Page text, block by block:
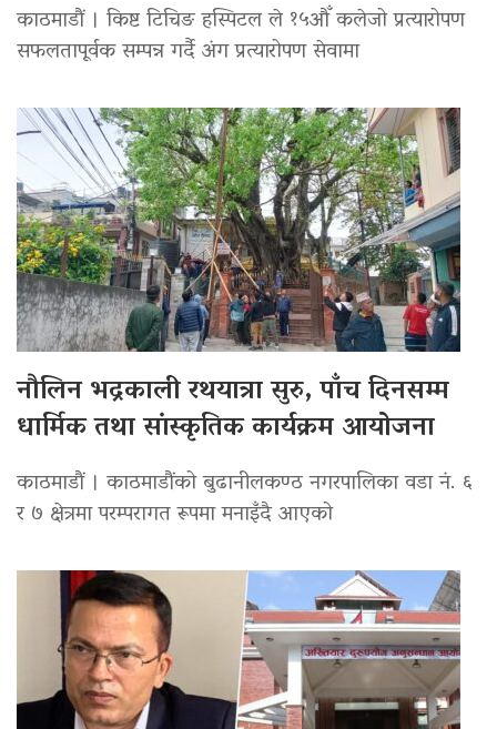
काठमाडौं । किष्ट टिचिङ हस्पिटल ले १५औँ कलेजो प्रत्यारोपण
सफलतापूर्वक सम्पन्न गर्दै अंग प्रत्यारोपण सेवामा
नौलिन भद्रकाली रथयात्रा सुरु, पाँच दिनसम्म
धार्मिक तथा सांस्कृतिक कार्यक्रम आयोजना
काठमाडौं । काठमाडौंको बुढानीलकण्ठ नगरपालिका वडा नं. ६
र ७ क्षेत्रमा परम्परागत रूपमा मनाइँदै आएको